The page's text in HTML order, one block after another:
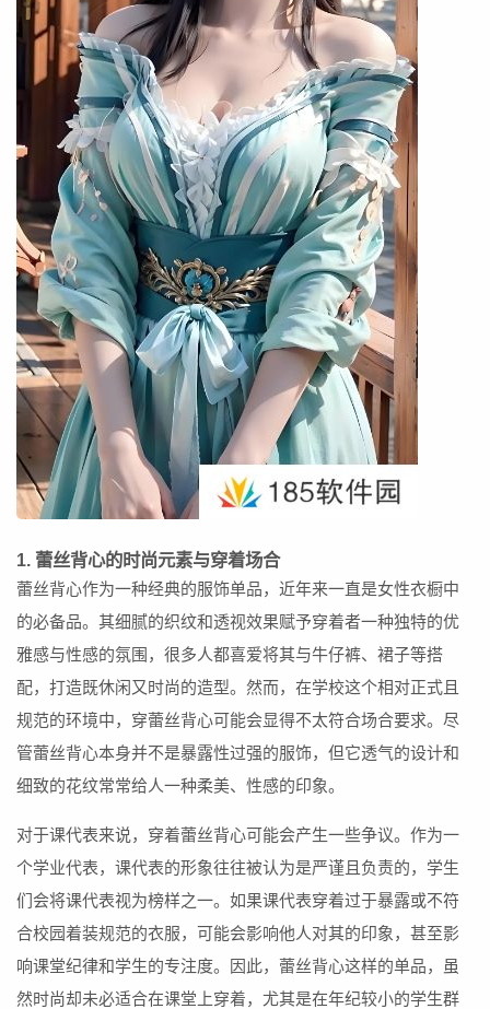
1. 蕾丝背心的时尚元素与穿着场合
蕾丝背心作为一种经典的服饰单品，近年来一直是女性衣橱中
的必备品。其细腻的织纹和透视效果赋予穿着者一种独特的优
雅感与性感的氛围，很多人都喜爱将其与牛仔裤、裙子等搭
配，打造既休闲又时尚的造型。然而，在学校这个相对正式且
规范的环境中，穿蕾丝背心可能会显得不太符合场合要求。尽
管蕾丝背心本身并不是暴露性过强的服饰，但它透气的设计和
细致的花纹常常给人一种柔美、性感的印象。
对于课代表来说，穿着蕾丝背心可能会产生一些争议。作为一
个学业代表，课代表的形象往往被认为是严谨且负责的，学生
们会将课代表视为榜样之一。如果课代表穿着过于暴露或不符
合校园着装规范的衣服，可能会影响他人对其的印象，甚至影
响课堂纪律和学生的专注度。因此，蕾丝背心这样的单品，虽
然时尚却未必适合在课堂上穿着，尤其是在年纪较小的学生群